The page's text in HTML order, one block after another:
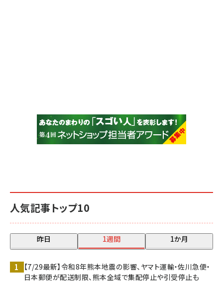
人気記事トップ10
昨日 1週間 1か月
【7/29最新】令和8年熊本地震の影響、ヤマト運輸・佐川急便・
日本郵便が配送制限、熊本全域で集配停止や引受停止も